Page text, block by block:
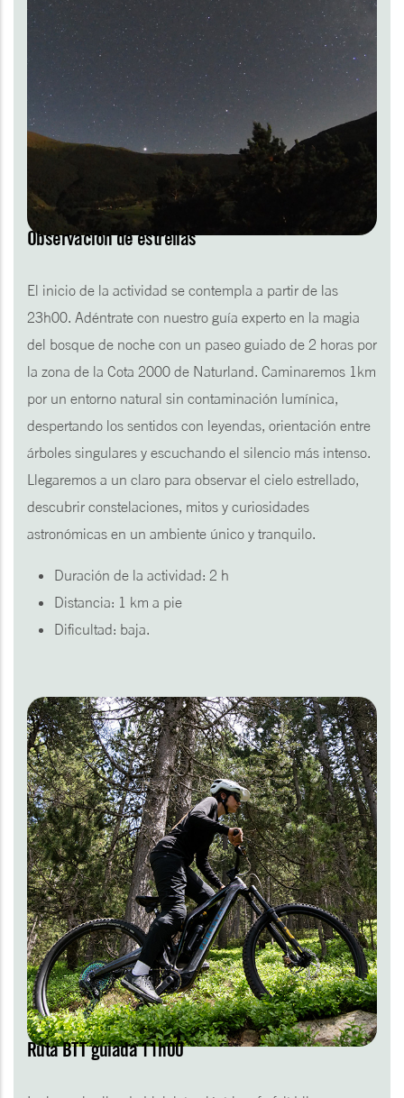
Observación de estrellas
El inicio de la actividad se contempla a partir de las
23h00. Adéntrate con nuestro guía experto en la magia
del bosque de noche con un paseo guiado de 2 horas por
la zona de la Cota 2000 de Naturland. Caminaremos 1km
por un entorno natural sin contaminación lumínica,
despertando los sentidos con leyendas, orientación entre
árboles singulares y escuchando el silencio más intenso.
Llegaremos a un claro para observar el cielo estrellado,
descubrir constelaciones, mitos y curiosidades
astronómicas en un ambiente único y tranquilo.
Duración de la actividad: 2 h
Distancia: 1 km a pie
Dificultad: baja.
Ruta BTT guiada 11h00